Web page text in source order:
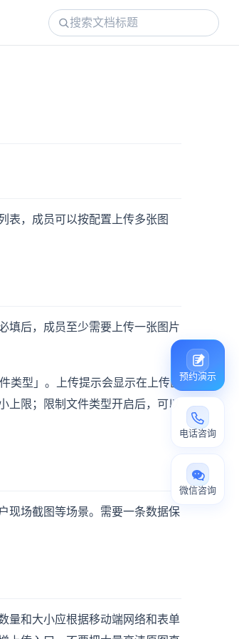
表，成员可以按配置上传多张图
填后，成员至少需要上传一张图片
类型」。上传提示会显示在上传区
限；限制文件类型开启后，可以
现场截图等场景。需要一条数据保
量和大小应根据移动端网络和表单
预约演示
电话咨询
微信咨询